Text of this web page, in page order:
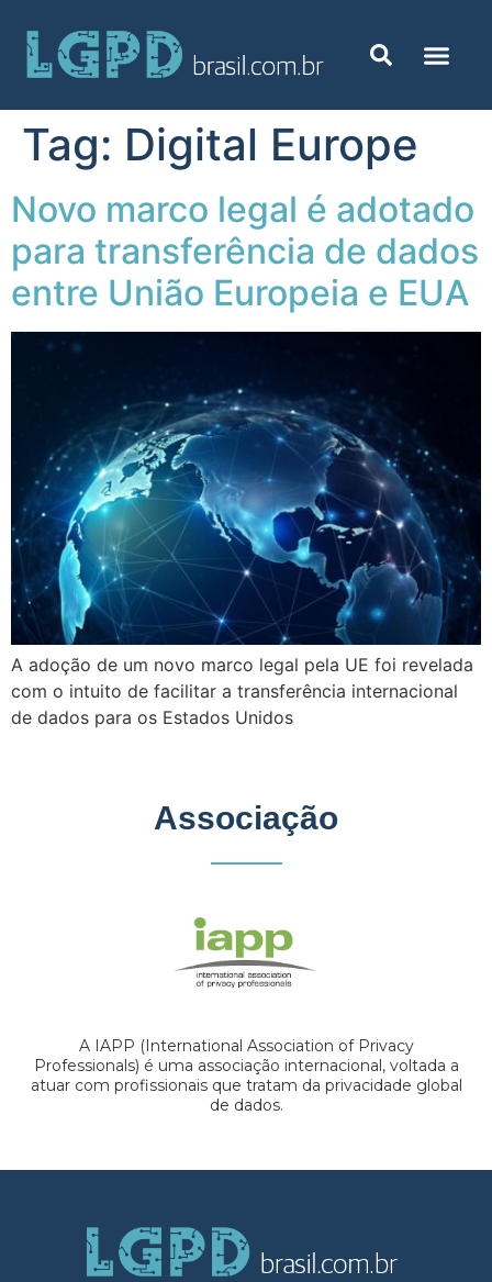
Tag: Digital Europe
Novo marco legal é adotado
para transferência de dados
entre União Europeia e EUA
A adoção de um novo marco legal pela UE foi revelada
com o intuito de facilitar a transferência internacional
de dados para os Estados Unidos
Associação
A IAPP (International Association of Privacy
Professionals) é uma associação internacional, voltada a
atuar com profissionais que tratam da privacidade global
de dados.